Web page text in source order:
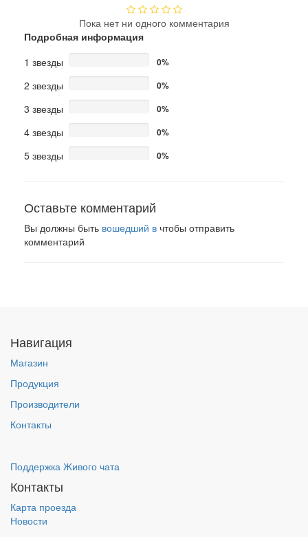
Пока нет ни одного комментария
Подробная информация
1 звезды
0%
2 звезды 0%
3 звезды 0%
4 звезды 0%
5 звезды 0%
Оставьте комментарий
Вы должны быть вошедший в чтобы отправить
комментарий
Навигация
Магазин
Продукция
Производители
Контакты
Поддержка Живого чата
Контакты
Карта проезда
Новости